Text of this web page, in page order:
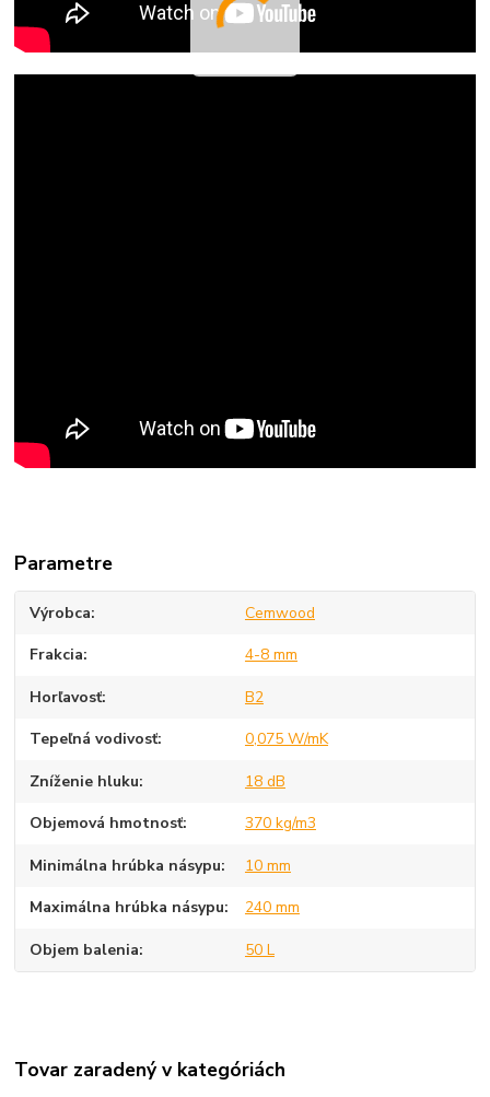
Parametre
Výrobca Cemwood
Frakcia 4-8 mm
Horľavosť B2
Tepeľná vodivosť 0,075 W/mK
Zníženie hluku 18 dB
Objemová hmotnosť 370 kg/m3
Minimálna hrúbka násypu 10 mm
Maximálna hrúbka násypu 240 mm
Objem balenia 50 L
Tovar zaradený v kategóriách